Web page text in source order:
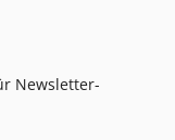
Newsletter-